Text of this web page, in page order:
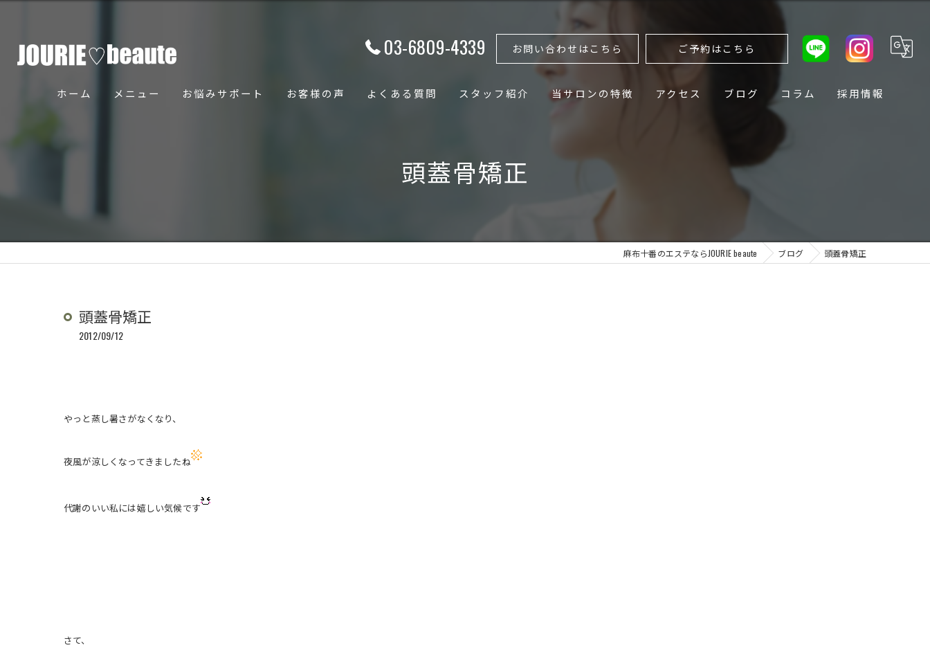
03-6809-4339 お問い合わせはこちら ご予約はこちら
ホーム メニュー お悩みサポート お客様の声 よくある質問 スタッフ紹介 当サロンの特徴
小顔
アクセス ブログ コラム 採用情報
頭蓋骨矯正
麻布十番のエステならJOURIE beaute ブログ 頭蓋骨矯正
頭蓋骨矯正
2012/09/12
やっと蒸し暑さがなくなり、
夜風が涼しくなってきましたね
代謝のいい私には嬉しい気候です
さて、